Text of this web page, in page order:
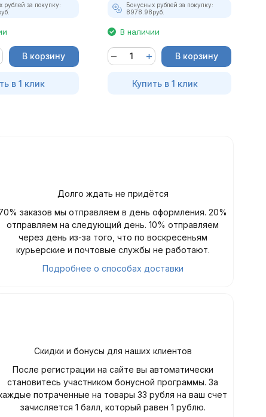
рублей за покупку:
В корзину
в 1 клик
Бонусных рублей за покупку:
8978.98руб.
В наличии
В корзину
Купить в 1 клик
Долго ждать не придётся
заказов мы отправляем в день оформления. 20%
отправляем на следующий день. 10% отправляем
через день из-за того, что по воскресеньям
курьерские и почтовые службы не работают.
Подробнее о способах доставки
Скидки и бонусы для наших клиентов
После регистрации на сайте вы автоматически
становитесь участником бонусной программы. За
потраченные на товары 33 рубля на ваш счет
зачисляется 1 балл, который равен 1 рублю.